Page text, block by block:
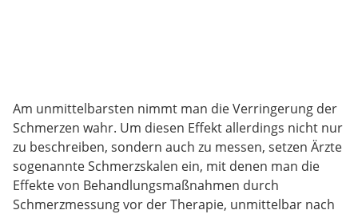
Am unmittelbarsten nimmt man die Verringerung der
Schmerzen wahr. Um diesen Effekt allerdings nicht nur
zu beschreiben, sondern auch zu messen, setzen Ärzte
sogenannte Schmerzskalen ein, mit denen man die
Effekte von Behandlungsmaßnahmen durch
Schmerzmessung vor der Therapie, unmittelbar nach